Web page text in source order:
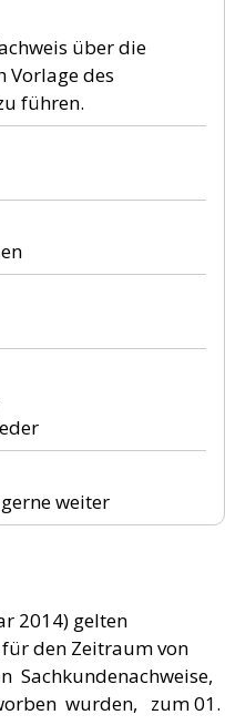
über die
Vorlage des
weiter
2014) gelten
den Zeitraum von
Sachkundenachweise,
wurden, zum 01.